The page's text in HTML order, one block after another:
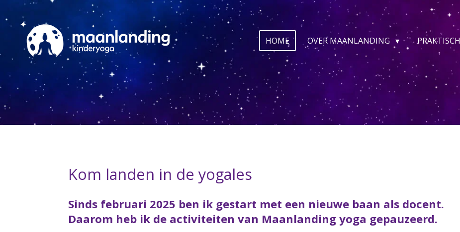
direct
hoofdinhoud
HOME OVER MAANLANDING PRAKTISCH
Kom landen in de yogales
Sinds februari 2025 ben ik gestart met een nieuwe baan als docent.
Daarom heb ik de activiteiten van Maanlanding yoga gepauzeerd.